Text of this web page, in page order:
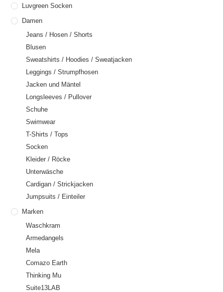
Luvgreen Socken
Damen
Jeans / Hosen / Shorts
Blusen
Sweatshirts / Hoodies / Sweatjacken
Leggings / Strumpfhosen
Jacken und Mäntel
Longsleeves / Pullover
Schuhe
Swimwear
T-Shirts / Tops
Socken
Kleider / Röcke
Unterwäsche
Cardigan / Strickjacken
Jumpsuits / Einteiler
Marken
Waschkram
Armedangels
Mela
Comazo Earth
Thinking Mu
Suite13LAB